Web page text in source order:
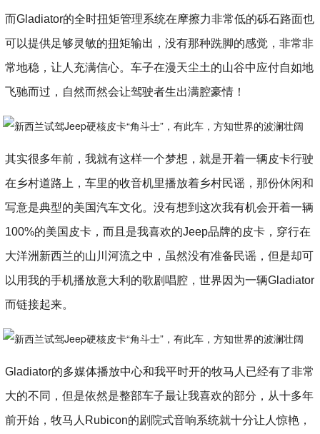
而Gladiator的全时扭矩管理系统在摩擦力非常低的砾石路面也
可以提供足够灵敏的扭矩输出，没有那种跣脚的感觉，非常非
常地稳，让人充满信心。车子在漫天尘土的山谷中应付自如地
飞驰而过，自然而然会让驾驶者生出满腔豪情！
其实很多年前，我就有这样一个梦想，就是开着一辆皮卡行驶
在乡村道路上，车里的收音机里播放着乡村民谣，那份休闲和
写意是典型的美国汽车文化。没有想到这次我有机会开着一辆
100%的美国皮卡，而且是我喜欢的Jeep品牌的皮卡，穿行在
大洋洲新西兰的山川河流之中，虽然没有准备民谣，但是却可
以用我的手机播放意大利的歌剧唱腔，世界因为一辆Gladiator
而链接起来。
Gladiator的多媒体播放中心和我平时开的牧马人已经有了非常
大的不同，但是依然是整部车子最让我喜欢的部分，从十多年
前开始，牧马人Rubicon的剧院式音响系统就十分让人惊艳，